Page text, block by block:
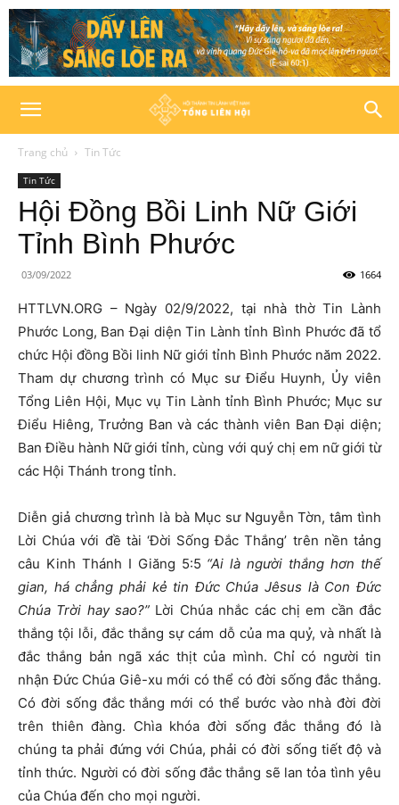
Trang chủ Tin Tức
Tin Tức
Hội Đồng Bồi Linh Nữ Giới
Tỉnh Bình Phước
03/09/2022 1664
HTTLVN.ORG – Ngày 02/9/2022, tại nhà thờ Tin Lành
Phước Long, Ban Đại diện Tin Lành tỉnh Bình Phước đã tổ
chức Hội đồng Bồi linh Nữ giới tỉnh Bình Phước năm 2022.
Tham dự chương trình có Mục sư Điểu Huynh, Ủy viên
Tổng Liên Hội, Mục vụ Tin Lành tỉnh Bình Phước; Mục sư
Điểu Hiêng, Trưởng Ban và các thành viên Ban Đại diện;
Ban Điều hành Nữ giới tỉnh, cùng với quý chị em nữ giới từ
các Hội Thánh trong tỉnh.
Diễn giả chương trình là bà Mục sư Nguyễn Tờn, tâm tình
Lời Chúa với đề tài ‘Đời Sống Đắc Thắng’ trên nền tảng
câu Kinh Thánh I Giăng 5:5 “Ai là người thắng hơn thế
gian, há chẳng phải kẻ tin Đức Chúa Jêsus là Con Đức
Chúa Trời hay sao?” Lời Chúa nhắc các chị em cần đắc
thắng tội lỗi, đắc thắng sự cám dỗ của ma quỷ, và nhất là
đắc thắng bản ngã xác thịt của mình. Chỉ có người tin
nhận Đức Chúa Giê-xu mới có thể có đời sống đắc thắng.
Có đời sống đắc thắng mới có thể bước vào nhà đời đời
trên thiên đàng. Chìa khóa đời sống đắc thắng đó là
chúng ta phải đứng với Chúa, phải có đời sống tiết độ và
tỉnh thức. Người có đời sống đắc thắng sẽ lan tỏa tình yêu
của Chúa đến cho mọi người.